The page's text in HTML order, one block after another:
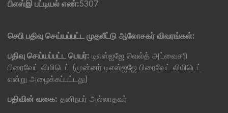
பிஎஸ்இ பட்டியல் எண்:5307
செபி பதிவு செய்யப்பட்ட முதலீட்டு ஆலோசகர் விவரங்கள்:
பதிவு செய்யப்பட்ட பெயர்: டிஎஸ்ஐஜே வெல்த் அட்வைசரி
பிரைவேட் லிமிடெட் (முன்னர் டிஎஸ்ஐஜே பிரைவேட் லிமிடெட்
என்று அழைக்கப்பட்டது)
பதிவின் வகை: தனிநபர் அல்லாதவர்